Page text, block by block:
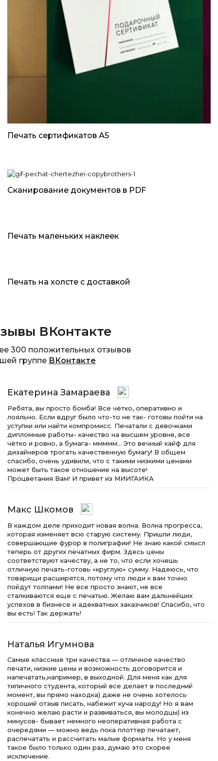
Печать сертификатов А5
Сканирование документов в PDF
Печать маленьких наклеек
Печать на холсте с доставкой
ВКонтакте
300 положительных отзывов
группе ВКонтакте
Екатерина Замараева
Ребята, вы просто бомба! Все чётко, оперативно и
лояльно. Если вдруг было что-то не так- готовы пойти на
уступки или найти компромисс. Печатали с девочками
дипломные работы- качество на высшем уровне, все
чётко и ровно, а бумага- ммммм… Это вечный кайф для
дизайнеров трогать качественную бумагу! В общем
спасибо, очень удивили, что с такими низкими ценами
может быть такое отношение на высоте!
Процветания Вам! И привет из МИИГАИКА
Макс Шкомов
В каждом деле приходит новая волна. Волна прогресса,
которая изменяет всю старую систему. Пришли люди,
совершающие фурор в полиграфии! Не знаю какой смысл
теперь от других печатных фирм. Здесь цены
соответствуют качеству, а не то, что если хочешь
отличную печать-готовь «круглую» сумму. Надеюсь, что
товарищи расширятся, потому что люди к вам точно
пойдут толпами! Не все просто знают, не все
сталкиваются еще с печатью. Желаю вам дальнейших
успехов в бизнесе и адекватных заказчиков! Спасибо, что
вы есть! Так держать!
Наталья Игумнова
Самые классные три качества — отличное качество
печати, низкие цены и возможность договорится и
напечатать,например, в выходной. Для меня как для
типичного студента, который все делает в последний
момент, вы прямо находка) даже не очень хотелось
хороший отзыв писать, набежит куча народу! Но я вам
конечно желаю расти и развиваться, вы молодцы) из
минусов- бывает немного неоперативная работа с
очередями — можно ведь пока плоттер печатает,
распечатать и рассчитать малые форматы. Но у меня
такое было только один раз, думаю это скорее
исключение.